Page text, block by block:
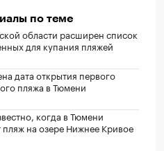
по теме
области расширен список
для купания пляжей
дата открытия первого
пляжа в Тюмени
когда в Тюмени
на озере Нижнее Кривое